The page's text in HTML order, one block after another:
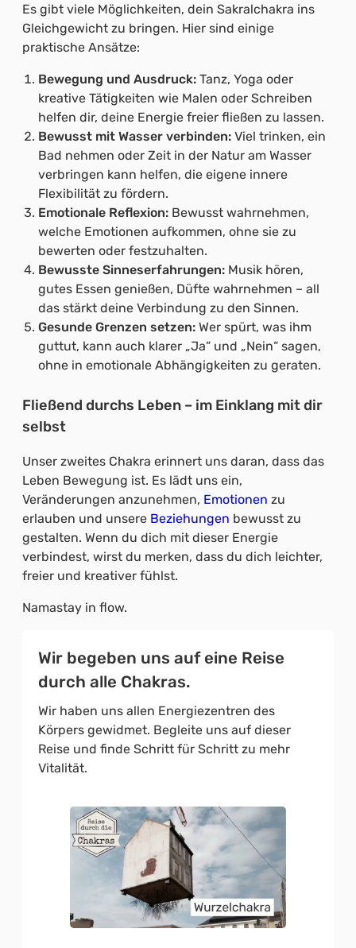
Es gibt viele Möglichkeiten, dein Sakralchakra ins
Gleichgewicht zu bringen. Hier sind einige
praktische Ansätze:
Bewegung und Ausdruck: Tanz, Yoga oder
kreative Tätigkeiten wie Malen oder Schreiben
helfen dir, deine Energie freier fließen zu lassen.
Bewusst mit Wasser verbinden: Viel trinken, ein
Bad nehmen oder Zeit in der Natur am Wasser
verbringen kann helfen, die eigene innere
Flexibilität zu fördern.
Emotionale Reflexion: Bewusst wahrnehmen,
welche Emotionen aufkommen, ohne sie zu
bewerten oder festzuhalten.
Bewusste Sinneserfahrungen: Musik hören,
gutes Essen genießen, Düfte wahrnehmen – all
das stärkt deine Verbindung zu den Sinnen.
Gesunde Grenzen setzen: Wer spürt, was ihm
guttut, kann auch klarer „Ja“ und „Nein“ sagen,
ohne in emotionale Abhängigkeiten zu geraten.
Fließend durchs Leben – im Einklang mit dir
selbst
Unser zweites Chakra erinnert uns daran, dass das
Leben Bewegung ist. Es lädt uns ein,
Veränderungen anzunehmen, Emotionen zu
erlauben und unsere Beziehungen bewusst zu
gestalten. Wenn du dich mit dieser Energie
verbindest, wirst du merken, dass du dich leichter,
freier und kreativer fühlst.
Namastay in flow.
Wir begeben uns auf eine Reise
durch alle Chakras.
Wir haben uns allen Energiezentren des
Körpers gewidmet. Begleite uns auf dieser
Reise und finde Schritt für Schritt zu mehr
Vitalität.